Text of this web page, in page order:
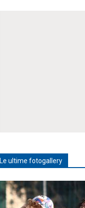
Le ultime fotogallery